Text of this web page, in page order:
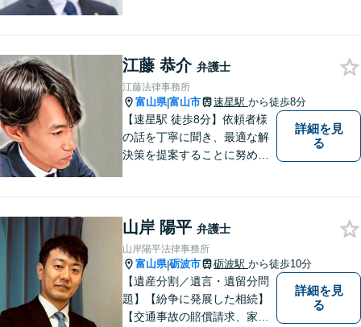
を解決するため、迅速かつ丁
寧にサポートいたします。
【夜間対応可能】
江藤 恭介 弁護士
江藤法律事務所
富山県|富山市 速星駅 から徒歩8分
【速星駅 徒歩8分】依頼者様
の話を丁寧に聞き、最適な解
決策を提案することに努めて
ださい。
詳細を見
る
山岸 陽平 弁護士
山岸陽平法律事務所
富山県|砺波市 砺波駅 から徒歩10分
【遺産分割／遺言・遺留分問
題】【紛争に発展した相続】
【交通事故の賠償請求、家族
詳細を見
る